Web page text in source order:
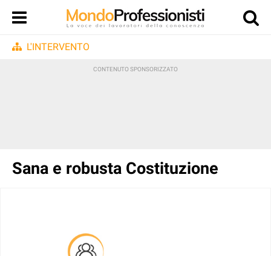
L'INTERVENTO
Sana e robusta Costituzione